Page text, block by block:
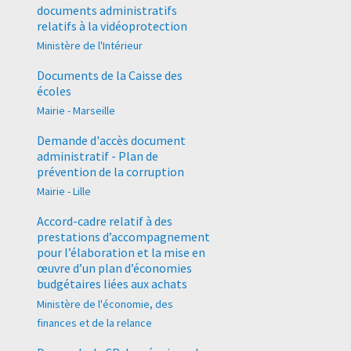
documents administratifs
relatifs à la vidéoprotection
Ministère de l'Intérieur
Documents de la Caisse des
écoles
Mairie - Marseille
Demande d'accès document
administratif - Plan de
prévention de la corruption
Mairie - Lille
Accord-cadre relatif à des
prestations d’accompagnement
pour l’élaboration et la mise en
œuvre d’un plan d’économies
budgétaires liées aux achats
Ministère de l'économie, des
finances et de la relance